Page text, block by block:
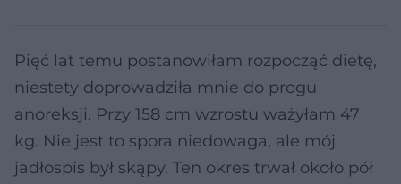
Pięć lat temu postanowiłam rozpocząć dietę,
niestety doprowadziła mnie do progu
anoreksji. Przy 158 cm wzrostu ważyłam 47
kg. Nie jest to spora niedowaga, ale mój
jadłospis był skąpy. Ten okres trwał około pół